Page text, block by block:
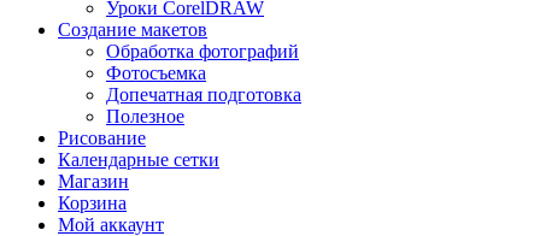
Уроки CorelDRAW
Создание макетов
Обработка фотографий
Фотосъемка
Допечатная подготовка
Полезное
Рисование
Календарные сетки
Магазин
Корзина
Мой аккаунт